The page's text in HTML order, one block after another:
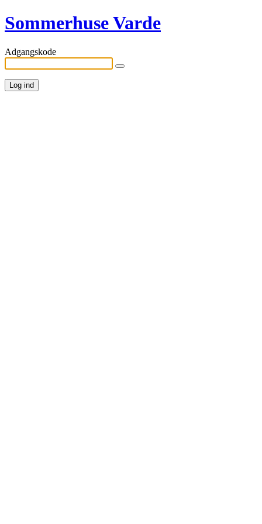
Sommerhuse Varde
Adgangskode